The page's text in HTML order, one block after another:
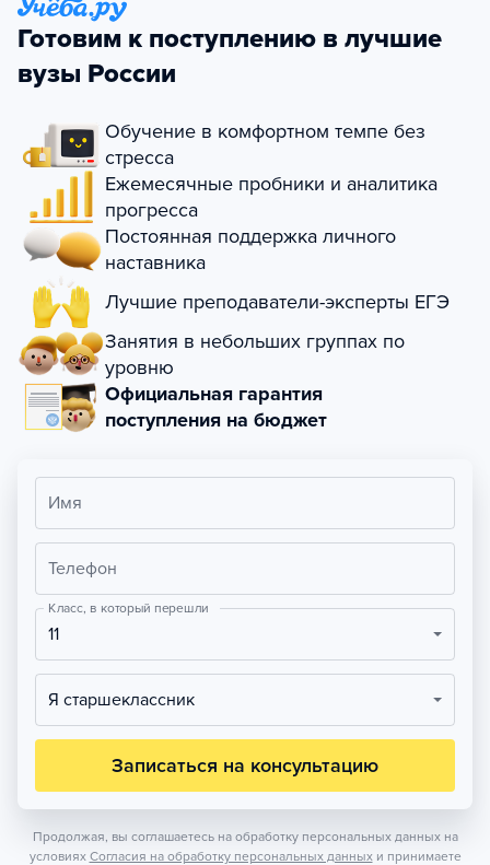
Готовим к поступлению в лучшие
вузы России
Обучение в комфортном темпе без
стресса
Ежемесячные пробники и аналитика
прогресса
Постоянная поддержка личного
наставника
Лучшие преподаватели-эксперты ЕГЭ
Занятия в небольших группах по
уровню
Официальная гарантия
поступления на бюджет
Имя
Телефон
Класс, в который перешли
11
Я старшеклассник
Записаться на консультацию
Продолжая, вы соглашаетесь на обработку персональных данных на
условиях Согласия на обработку персональных данных и принимаете